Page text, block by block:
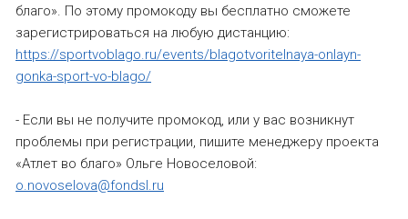
благо». По этому промокоду вы бесплатно сможете
зарегистрироваться на любую дистанцию:
https://sportvoblago.ru/events/blagotvoritelnaya-onlayn-
gonka-sport-vo-blago/
- Если вы не получите промокод, или у вас возникнут
проблемы при регистрации, пишите менеджеру проекта
«Атлет во благо» Ольге Новоселовой:
o.novoselova@fondsl.ru